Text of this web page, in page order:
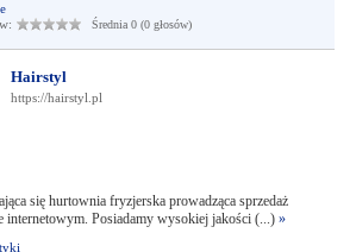
Średnia 0 (0 głosów)
Hairstyl
https://hairstyl.pl
się hurtownia fryzjerska prowadząca sprzedaż
internetowym. Posiadamy wysokiej jakości (...) »